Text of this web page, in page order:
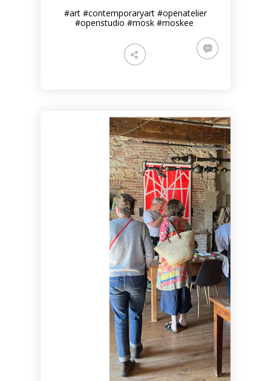
#art #contemporaryart #openatelier
#openstudio #mosk #moskee